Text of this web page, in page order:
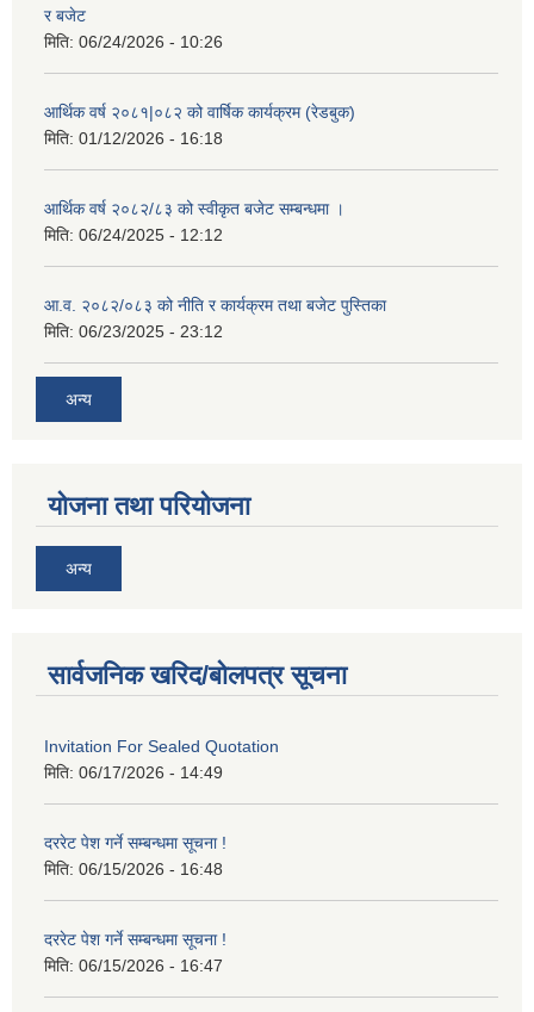
र बजेट
मिति: 06/24/2026 - 10:26
आर्थिक वर्ष २०८१|०८२ को वार्षिक कार्यक्रम (रेडबुक)
मिति: 01/12/2026 - 16:18
आर्थिक वर्ष २०८२/८३ को स्वीकृत बजेट सम्बन्धमा ।
मिति: 06/24/2025 - 12:12
आ.व. २०८२/०८३ को नीति र कार्यक्रम तथा बजेट पुस्तिका
मिति: 06/23/2025 - 23:12
अन्य
योजना तथा परियोजना
अन्य
सार्वजनिक खरिद/बोलपत्र सूचना
Invitation For Sealed Quotation
मिति: 06/17/2026 - 14:49
दररेट पेश गर्ने सम्बन्धमा सूचना !
मिति: 06/15/2026 - 16:48
दररेट पेश गर्ने सम्बन्धमा सूचना !
मिति: 06/15/2026 - 16:47